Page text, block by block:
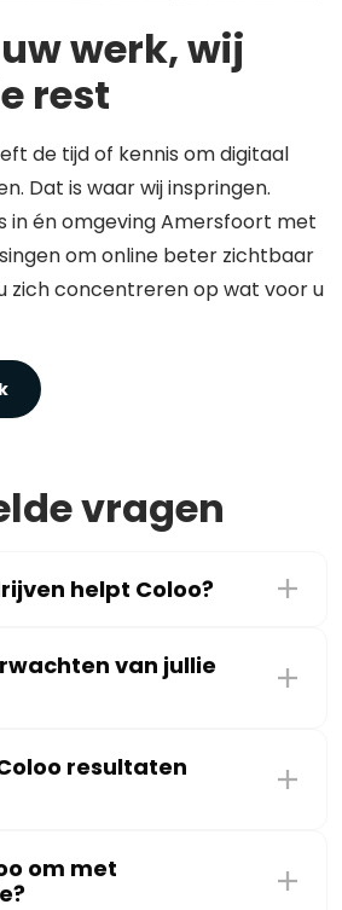
werk, wij
rest
de tijd of kennis om digitaal
Dat is waar wij inspringen.
in én omgeving Amersfoort met
om online beter zichtbaar
zich concentreren op wat voor u
vragen
helpt Coloo?
van jullie
resultaten
om met